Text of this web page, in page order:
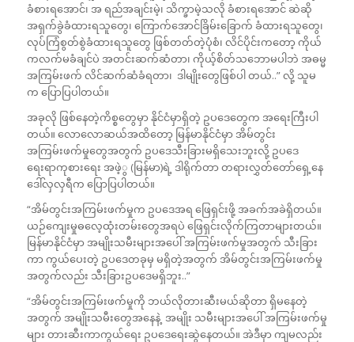
ခံစားရအောင်၊ အ ရည်အချင်းမဲ့၊ သိက္ခာမဲ့သလို ခံစားရအောင် ဆဲဆို
အရှက်ခွဲခံထားရသူတွေ၊ ကြောက်အောင်ခြိမ်းခြောက် ခံထားရသူတွေ၊
လုပ်ကြံစွတ်စွဲခံထားရသူတွေ ဖြစ်တတ်တဲ့ပုံစံ၊ လိင်ပိုင်းကတော့ ကိုယ်
ကလက်မခံချင်ပဲ အတင်းဆက်ဆံတာ၊ ကိုယ့်စိတ်သဘောမပါဘဲ အဓမ္မ
အကြမ်းဖက် လိင်ဆက်ဆံခံရတာ၊ ဒါမျိုးတွေဖြစ်ပါ တယ်..” လို့ သူမ
က ပြောပြပါတယ်။
အခုလို ဖြစ်နေတဲ့ကိစ္စတွေမှာ နိုင်ငံမှာရှိတဲ့ ဥပဒေတွေက အရေးကြီးပါ
တယ်။ လောလောဆယ်အထိတော့ မြန်မာနိုင်ငံမှာ အိမ်တွင်း
အကြမ်းဖက်မှုတွေအတွက် ဥပဒေသီးခြားမရှိသေးဘူးလို့ ဥပဒေ
ရေးရာကုစားရေး အဖဲ့ွ (မြန်မာ)ရဲ့ ဒါရိုက်တာ တရားလွှတ်တော်ရှေ့နေ
ဒေါ်လှလှရီက ပြောပြပါတယ်။
“အိမ်တွင်းအကြမ်းဖက်မှုက ဥပဒေအရ ဖြေရှင်းဖို့ အခက်အခဲရှိတယ်။
ယဉ်ကျေးမှုဓလေ့ထုံးတမ်းတွေအရပဲ ဖြေရှင်းလိုက်ကြတာများတယ်။
မြန်မာနိုင်ငံမှာ အမျိုးသမီးများအပေါ် အကြမ်းဖက်မှုအတွက် သီးခြား
ကာ ကွယ်ပေးတဲ့ ဥပဒေတခုမှ မရှိတဲ့အတွက် အိမ်တွင်းအကြမ်းဖက်မှု
အတွက်လည်း သီးခြားဥပဒေမရှိဘူး..”
“အိမ်တွင်းအကြမ်းဖက်မှုကို ဘယ်လိုတားဆီးမယ်ဆိုတာ ရှိမနေတဲ့
အတွက် အမျိုးသမီးတွေအနေနဲ့ အမျိုး သမီးများအပေါ် အကြမ်းဖက်မှု
များ တားဆီးကာကွယ်ရေး ဥပဒေရေးဆွဲနေတယ်။ အဲဒီမှာ ကျမလည်း